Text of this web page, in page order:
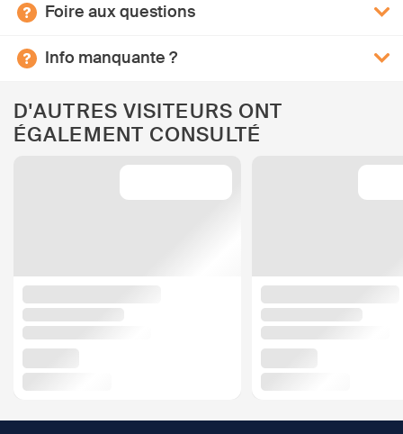
Foire aux questions
Info manquante ?
D'AUTRES VISITEURS ONT
ÉGALEMENT CONSULTÉ